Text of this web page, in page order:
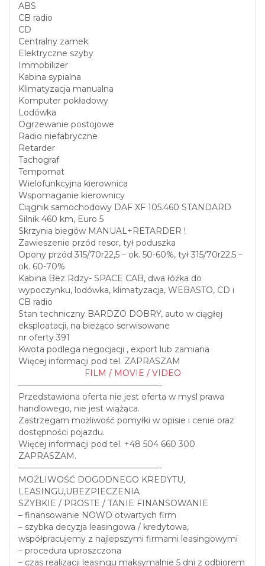
ABS
CB radio
CD
Centralny zamek
Elektryczne szyby
Immobilizer
Kabina sypialna
Klimatyzacja manualna
Komputer pokładowy
Lodówka
Ogrzewanie postojowe
Radio niefabryczne
Retarder
Tachograf
Tempomat
Wielofunkcyjna kierownica
Wspomaganie kierownicy
Ciągnik samochodowy DAF XF 105.460 STANDARD
Silnik 460 km, Euro 5
Skrzynia biegów MANUAL+RETARDER !
Zawieszenie przód resor, tył poduszka
Opony przód 315/70r22,5 – ok. 50-60%, tył 315/70r22,5 –
ok. 60-70%
Kabina Bez Rdzy- SPACE CAB, dwa łóżka do
wypoczynku, lodówka, klimatyzacja, WEBASTO, CD i
CB radio
Stan techniczny BARDZO DOBRY, auto w ciągłej
eksploatacji, na bieżąco serwisowane
nr oferty 391
Kwota podlega negocjacji , export lub zamiana
Więcej informacji pod tel. ZAPRASZAM
FILM / MOVIE / VIDEO
—————————————————-
Przedstawiona oferta nie jest oferta w myśl prawa
handlowego, nie jest wiążąca.
Zastrzegam możliwość pomyłki w opisie i cenie oraz
dostępności pojazdu.
Więcej informacji pod tel. +48 504 660 300
ZAPRASZAM.
—————————————————-
MOŻLIWOŚĆ DOGODNEGO KREDYTU,
LEASINGU,UBEZPIECZENIA
SZYBKIE / PROSTE / TANIE FINANSOWANIE
– finansowanie NOWO otwartych firm
– szybka decyzja leasingowa / kredytowa,
współpracujemy z najlepszymi firmami leasingowymi
– procedura uproszczona
– czas realizacji leasingu maksymalnie 5 dni z odbiorem